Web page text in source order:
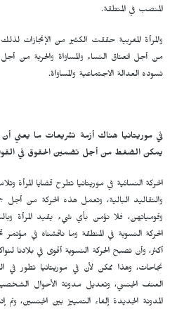
المنصب في المنطقة.
والمرأة المغربية حققت الكثير من الإنجازات
من أجل انعتاق النساء والمساواة والحرية من
تسوده العدالة الاجتماعية والمساواة.
في موريتانيا هناك أزمة تشريعات ما يعني
يمكن الضغط من أجل تضمين الحقوق في
الحركة النسائية في موريتانيا تطرح قضايا المرأة
والتقاليد البالية، وتعمل هذه الحركة من أجل
وقومياتهن، فلا نؤمن بأي شيء يقيد المرأة
الحركة النسوية في المنطقة وما ناقشناه في
أكثر، وأن تصبح الحركة النسوية أقوى في بلادنا
نجاحات، وهذا ممكن لأن في موريتانيا تطور
العنف الجنسي، وتعديل مدونة الأحوال
المدونة الجديدة إلغاء التمييز بين الجنسين،